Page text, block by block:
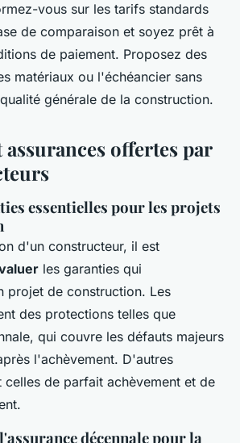
vous sur les tarifs standards
de comparaison et soyez prêt à
de paiement. Proposez des
matériaux ou l'échéancier sans
générale de la construction.
assurances offertes par
essentielles pour les projets
d'un constructeur, il est
les garanties qui
projet de construction. Les
des protections telles que
qui couvre les défauts majeurs
l'achèvement. D'autres
celles de parfait achèvement et de
décennale pour la